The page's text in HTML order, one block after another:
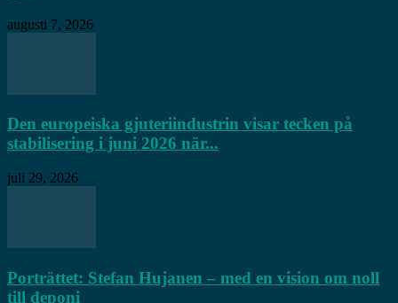
augusti 7, 2026
Den europeiska gjuteriindustrin visar tecken på
stabilisering i juni 2026 när...
juli 29, 2026
Porträttet: Stefan Hujanen – med en vision om noll
till deponi